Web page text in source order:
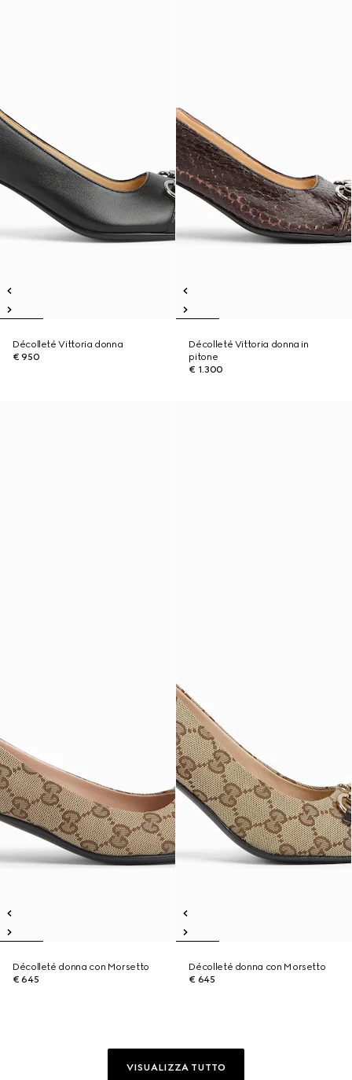
Décolleté Vittoria donna
€ 950
Décolleté Vittoria donna in
pitone
€ 1.300
Décolleté donna con Morsetto
€ 645
Décolleté donna con Morsetto
€ 645
VISUALIZZA TUTTO